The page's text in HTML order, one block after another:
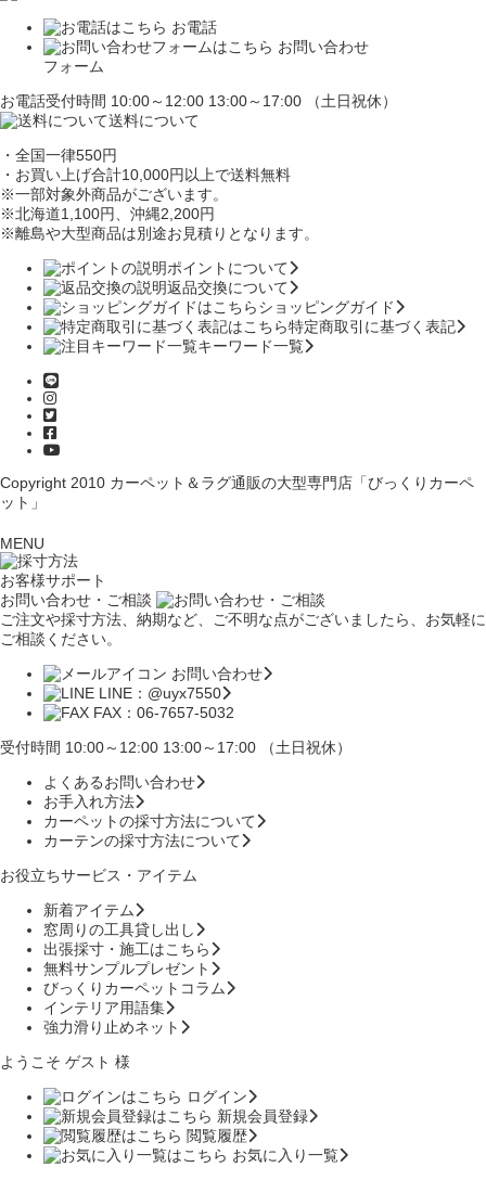
お電話
お問い合わせ
フォーム
お電話受付時間 10:00～12:00 13:00～17:00 （土日祝休）
送料について
・全国一律550円
・お買い上げ合計10,000円 以上で送料無料
※一部対象外商品がございます。
※北海道1,100円、沖縄2,200円
※離島や大型商品は別途お見積りとなります。
ポイントについて
返品交換について
ショッピングガイド
特定商取引に基づく表記
キーワード一覧
Copyright 2010 カーペット＆ラグ通販の大型専門店「びっくりカーペ
ット」
MENU
お客様サポート
お問い合わせ・ご相談
ご注文や採寸方法、納期など、ご不明な点がございましたら、お気軽に
ご相談ください。
お問い合わせ
LINE：@uyx7550
FAX：06-7657-5032
受付時間 10:00～12:00 13:00～17:00 （土日祝休）
よくあるお問い合わせ
お手入れ方法
カーペットの採寸方法について
カーテンの採寸方法について
お役立ちサービス・アイテム
新着アイテム
窓周りの工具貸し出し
出張採寸・施工はこちら
無料サンプルプレゼント
びっくりカーペットコラム
インテリア用語集
強力滑り止めネット
ようこそ ゲスト 様
ログイン
新規会員登録
閲覧履歴
お気に入り一覧